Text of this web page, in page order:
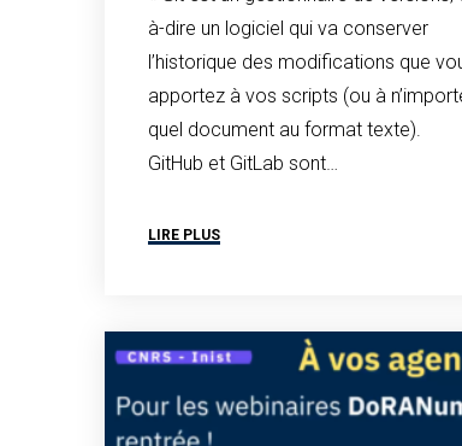
à-dire un logiciel qui va conserver
l’historique des modifications que
apportez à vos scripts (ou à
quel document au format texte).
GitHub et GitLab sont…
LIRE PLUS